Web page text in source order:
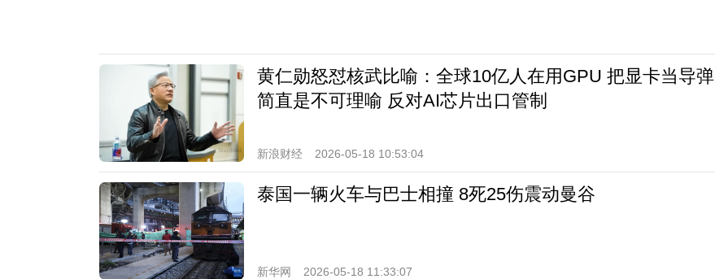
黄仁勋怒怼核武比喻：全球10亿人在用GPU 把显卡当导弹
简直是不可理喻 反对AI芯片出口管制
新浪财经 2026-05-18 10:53:04
泰国一辆火车与巴士相撞 8死25伤震动曼谷
新华网 2026-05-18 11:33:07